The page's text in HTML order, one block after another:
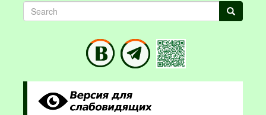
Search Search